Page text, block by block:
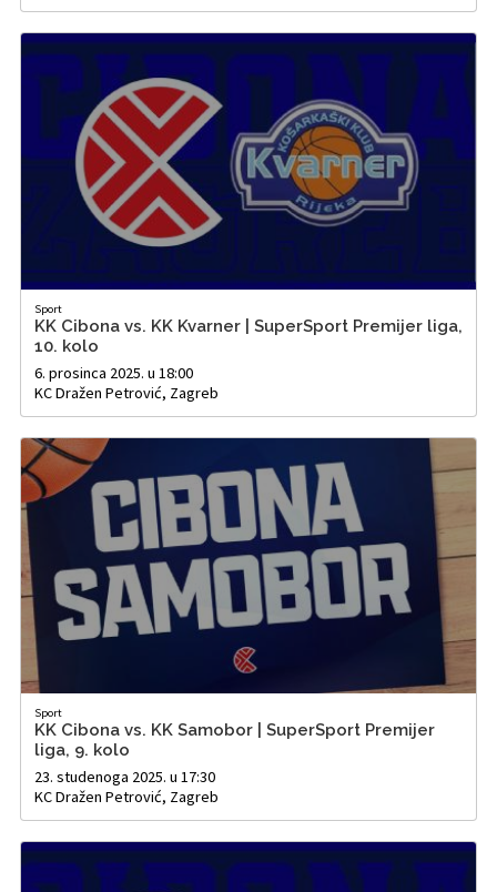
Sport
KK Cibona vs. KK Kvarner | SuperSport Premijer liga,
10. kolo
6. prosinca 2025. u 18:00
KC Dražen Petrović, Zagreb
Sport
KK Cibona vs. KK Samobor | SuperSport Premijer
liga, 9. kolo
23. studenoga 2025. u 17:30
KC Dražen Petrović, Zagreb